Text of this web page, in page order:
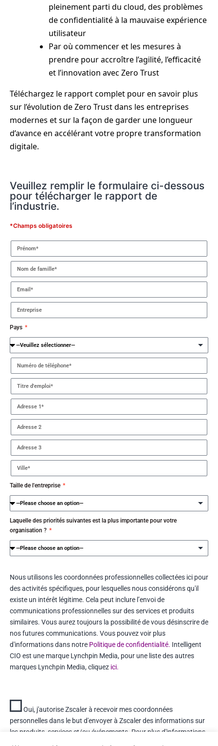
pleinement parti du cloud, des problèmes
de confidentialité à la mauvaise expérience
utilisateur
Par où commencer et les mesures à
prendre pour accroître l’agilité, l’efficacité
et l’innovation avec Zero Trust
Téléchargez le rapport complet pour en savoir plus
sur l’évolution de Zero Trust dans les entreprises
modernes et sur la façon de garder une longueur
d’avance en accélérant votre propre transformation
digitale.
Veuillez remplir le formulaire ci-dessous
pour télécharger le rapport de
l’industrie.
*Champs obligatoires
Pays
Taille de l'entreprise
Laquelle des priorités suivantes est la plus importante pour votre
organisation ?
Nous utilisons les coordonnées professionnelles collectées ici pour
des activités spécifiques, pour lesquelles nous considérons qu'il
existe un intérêt légitime. Cela peut inclure l’envoi de
communications professionnelles sur des services et produits
similaires. Vous aurez toujours la possibilité de vous désinscrire de
nos futures communications. Vous pouvez voir plus
d'informations dans notre Politique de confidentialité. Intelligent
CIO est une marque Lynchpin Media, pour une liste des autres
marques Lynchpin Media, cliquez ici.
Oui, j'autorise Zscaler à recevoir mes coordonnées
personnelles dans le but d'envoyer à Zscaler des informations sur
les produits, services et/ou événements. Pour plus d'informations,